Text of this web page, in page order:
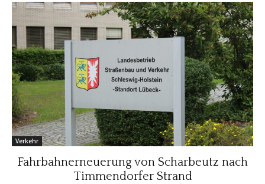
Verkehr
Fahrbahnerneuerung von Scharbeutz nach
Timmendorfer Strand